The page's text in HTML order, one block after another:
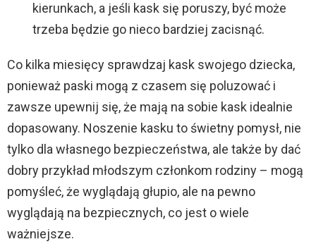
kierunkach, a jeśli kask się poruszy, być może
trzeba będzie go nieco bardziej zacisnąć.
Co kilka miesięcy sprawdzaj kask swojego dziecka,
ponieważ paski mogą z czasem się poluzować i
zawsze upewnij się, że mają na sobie kask idealnie
dopasowany. Noszenie kasku to świetny pomysł, nie
tylko dla własnego bezpieczeństwa, ale także by dać
dobry przykład młodszym członkom rodziny – mogą
pomyśleć, że wyglądają głupio, ale na pewno
wyglądają na bezpiecznych, co jest o wiele
ważniejsze.